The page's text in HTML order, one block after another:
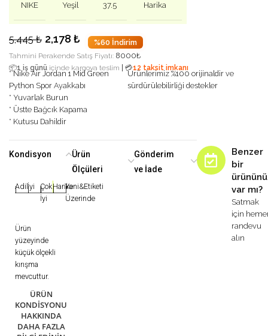
NIKE Yeşil 37.5 Harika
5,445₺ 2,178 ₺ %60 İndirim
Tahmini Perakende Satış Fiyatı: 8000₺
📦1 iş günü içinde kargoya teslim 💳12 taksit imkanı
* Nike Air Jordan 1 Mid Green
Python Spor Ayakkabı
* Yuvarlak Burun
* Üstte Bağcık Kapama
* Kutusu Dahildir
Ürünlerimiz %100 orijinaldir ve
sürdürülebilirliği destekler
Kondisyon
|Adil|İyi |
Çok
İyi
|Harika
|Yeni&Etiketi
Üzerinde
Ürün
yüzeyinde
küçük ölçekli
kırışma
mevcuttur.
ÜRÜN
KONDISYONU
HAKKINDA
DAHA FAZLA
Ürün
Ölçüleri
Gönderim
ve İade
Benzer
bir
var mı?
Satmak
için
randevu
alın